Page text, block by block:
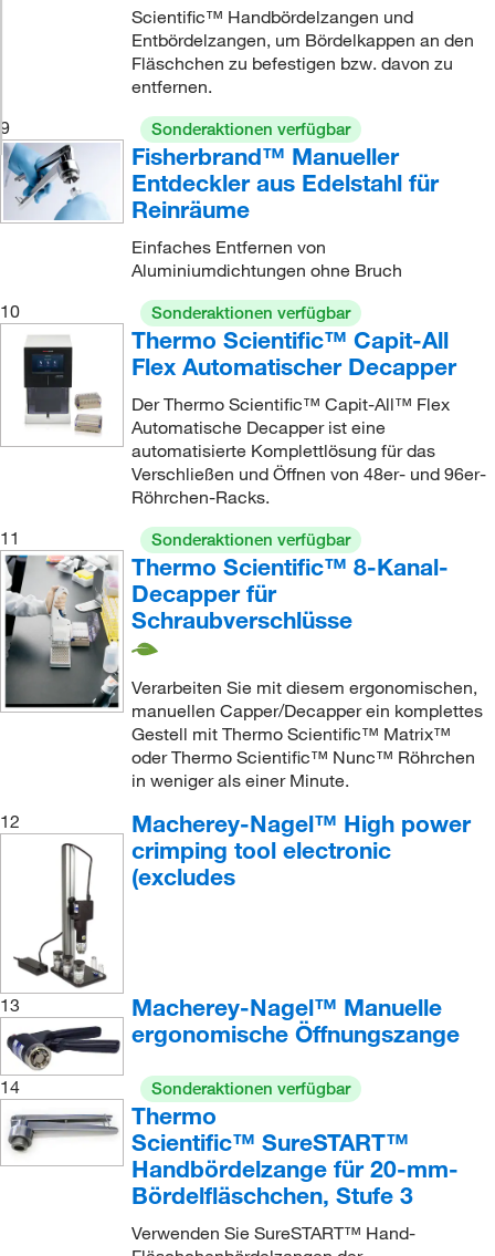
Scientific™ Handbördelzangen und
Entbördelzangen, um Bördelkappen an den
Fläschchen zu befestigen bzw. davon zu
entfernen.
9
Sonderaktionen verfügbar
Fisherbrand™ Manueller
Entdeckler aus Edelstahl für
Reinräume
Einfaches Entfernen von
Aluminiumdichtungen ohne Bruch
10
Sonderaktionen verfügbar
Thermo Scientific™ Capit-All
Flex Automatischer Decapper
Der Thermo Scientific™ Capit-All™ Flex
Automatische Decapper ist eine
automatisierte Komplettlösung für das
Verschließen und Öffnen von 48er- und 96er-
Röhrchen-Racks.
11
Sonderaktionen verfügbar
Thermo Scientific™ 8-Kanal-
Decapper für
Schraubverschlüsse
Verarbeiten Sie mit diesem ergonomischen,
manuellen Capper/Decapper ein komplettes
Gestell mit Thermo Scientific™ Matrix™
oder Thermo Scientific™ Nunc™ Röhrchen
in weniger als einer Minute.
12
Macherey-Nagel™ High power
crimping tool electronic
(excludes
13
Macherey-Nagel™ Manuelle
ergonomische Öffnungszange
14 Sonderaktionen verfügbar
Thermo
Scientific™ SureSTART™
Handbördelzange für 20-mm-
Bördelfläschchen, Stufe 3
Verwenden Sie SureSTART™ Hand-